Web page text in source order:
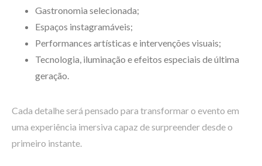
Gastronomia selecionada;
Espaços instagramáveis;
Performances artísticas e intervenções visuais;
Tecnologia, iluminação e efeitos especiais de última
geração.
Cada detalhe será pensado para transformar o evento em
uma experiência imersiva capaz de surpreender desde o
primeiro instante.